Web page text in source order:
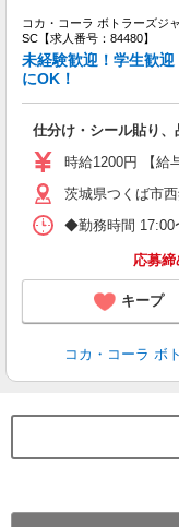
コカ・コーラ ボトラーズジ
SC【求人番号：84480】
未経験歓迎！学生歓
にOK！
仕分け・シール貼り
時給1200円 【給
茨城県つくば市
◆勤務時間 17:00
応募締
キープ
コカ・コーラ ボ